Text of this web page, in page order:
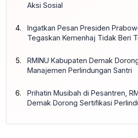
Aksi Sosial
Ingatkan Pesan Presiden
Tegaskan Kemenhaj Tidak Beri
RMINU Kabupaten Demak
Manajemen Perlindungan Santri
Prihatin Musibah di Pesantren,
Demak Dorong Sertifikasi